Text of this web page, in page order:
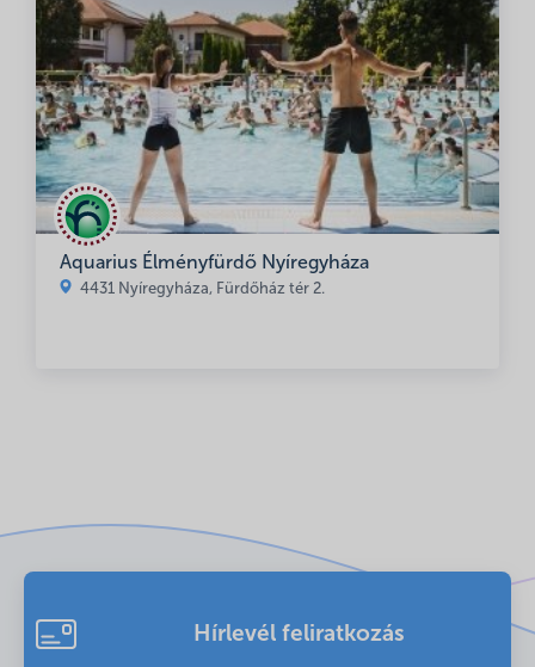
Aquarius Élményfürdő Nyíregyháza
4431 Nyíregyháza, Fürdőház tér 2.
Hírlevél feliratkozás